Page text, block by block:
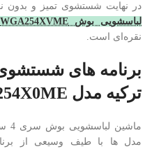
در نهایت شستشوی تمیز و بدون
لباسشویی بوش WGA254XVME
نقره‌ای است.
برنامه های
ترکیه مدل WGA254X0ME
مدل ها با طیف وسیعی از